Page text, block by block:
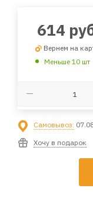
614
Вернем на
Меньше 10 шт
Самовывоз:
Хочу в подарок